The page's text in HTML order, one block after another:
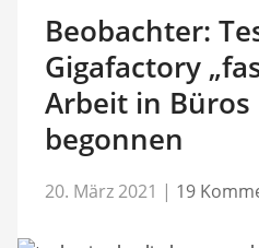
Beobachter:
Gigafactory
Arbeit in
begonnen
20. März 2021 | 19